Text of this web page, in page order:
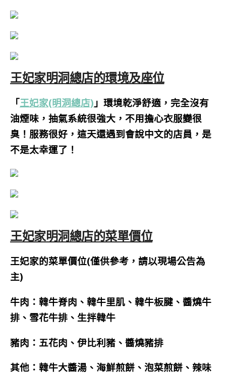
王妃家明洞總店的環境及座位
「王妃家(明洞總店) 」環境乾淨舒適，完全沒有
油煙味，抽氣系統很強大，不用擔心衣服變很
臭！服務很好，這天還遇到會說中文的店員，是
不是太幸運了！
王妃家明洞總店的菜單價位
王妃家的菜單價位(僅供參考，請以現場公告為
主)
牛肉：韓牛脊肉、韓牛里肌、韓牛板腱、醬燒牛
排、雪花牛排、生拌韓牛
豬肉：五花肉、伊比利豬、醬燒豬排
其他：韓牛大醬湯、海鮮煎餅、泡菜煎餅、辣味